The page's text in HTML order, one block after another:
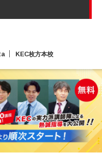
KEC枚方本校